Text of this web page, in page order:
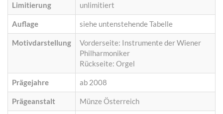
Limitierung unlimitiert
Auflage siehe untenstehende Tabelle
Motivdarstellung
Vorderseite: Instrumente der Wiener
Philharmoniker
Rückseite: Orgel
Prägejahre ab 2008
Prägeanstalt Münze Österreich